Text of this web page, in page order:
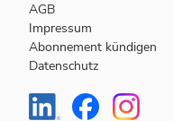
AGB
Impressum
Abonnement kündigen
Datenschutz